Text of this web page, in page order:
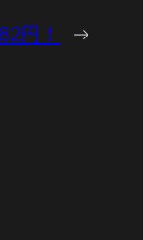
円！ →